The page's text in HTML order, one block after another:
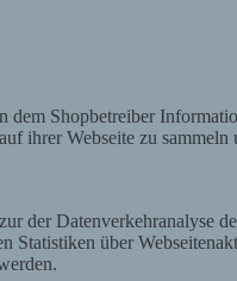
dem Shopbetreiber
ihrer Webseite zu sammeln
der Datenverkehranalyse
Statistiken über